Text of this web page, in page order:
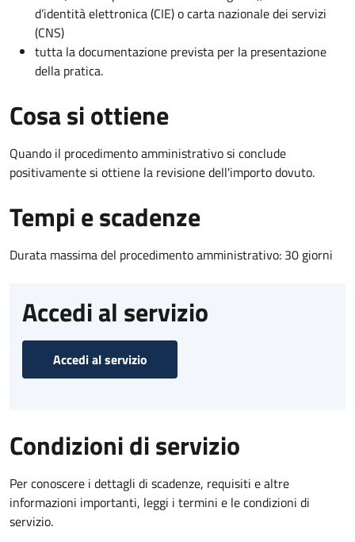
d’identità elettronica (CIE) o carta nazionale dei servizi
(CNS)
tutta la documentazione prevista per la presentazione
della pratica.
Cosa si ottiene
Quando il procedimento amministrativo si conclude
positivamente si ottiene la revisione dell'importo dovuto.
Tempi e scadenze
Durata massima del procedimento amministrativo: 30 giorni
Accedi al servizio
Accedi al servizio
Condizioni di servizio
Per conoscere i dettagli di scadenze, requisiti e altre
informazioni importanti, leggi i termini e le condizioni di
servizio.